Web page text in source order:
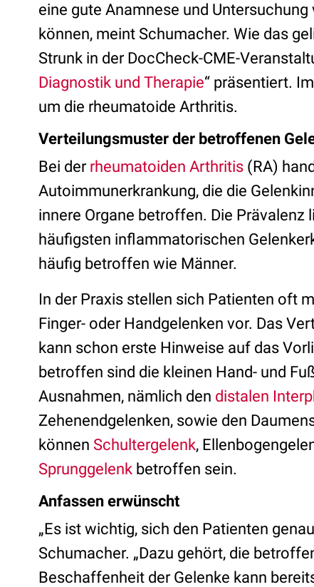
eine gute Anamnese und
können, meint Schumacher. Wie das
Strunk in der DocCheck-CME-
Diagnostik und Therapie“ präsentiert.
um die rheumatoide Arthritis.
Verteilungsmuster der betroffenen
Bei der rheumatoiden Arthritis (RA)
Autoimmunerkrankung, die die
innere Organe betroffen. Die Prävalenz
häufigsten inflammatorischen
häufig betroffen wie Männer.
In der Praxis stellen sich Patienten oft
Finger- oder Handgelenken vor. Das
kann schon erste Hinweise auf das
betroffen sind die kleinen Hand- und
Ausnahmen, nämlich den distalen
Zehenendgelenken, sowie den
können Schultergelenk,
Sprunggelenk betroffen sein.
Anfassen erwünscht
„Es ist wichtig, sich den Patienten
Schumacher. „Dazu gehört, die
Beschaffenheit der Gelenke kann